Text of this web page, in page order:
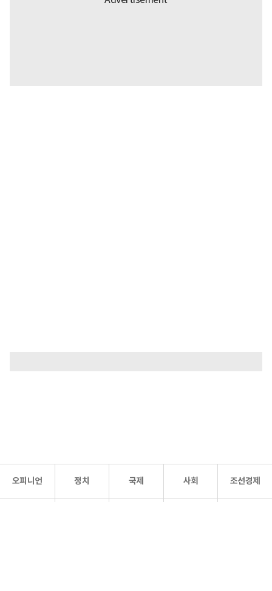
오피니언 정치 국제 사회 조선경제